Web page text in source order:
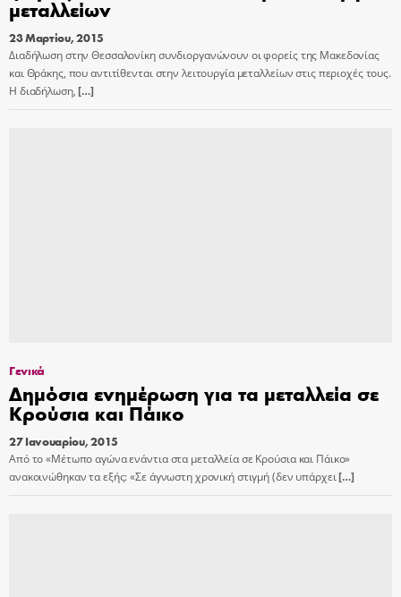
μεταλλείων
23 Μαρτίου, 2015
Διαδήλωση στην Θεσσαλονίκη συνδιοργανώνουν οι φορείς της Μακεδονίας
και Θράκης, που αντιτίθενται στην λειτουργία μεταλλείων στις περιοχές τους.
Η διαδήλωση,[…]
Γενικά
Δημόσια ενημέρωση για τα μεταλλεία σε
Κρούσια και Πάικο
27 Ιανουαρίου, 2015
Από το «Μέτωπο αγώνα ενάντια στα μεταλλεία σε Κρούσια και Πάικο»
ανακοινώθηκαν τα εξής: «Σε άγνωστη χρονική στιγμή (δεν υπάρχει[…]